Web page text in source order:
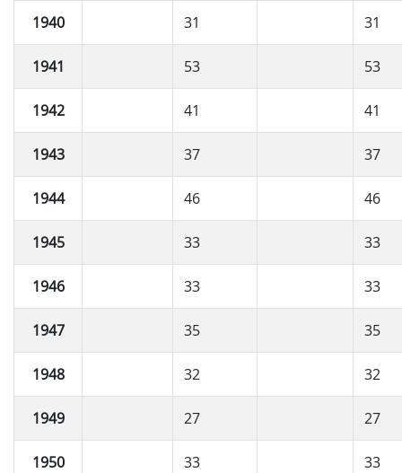
1940 31 31
1941 53 53
1942 41 41
1943 37 37
1944 46 46
1945 33 33
1946 33 33
1947 35 35
1948 32 32
1949 27 27
1950 33 33